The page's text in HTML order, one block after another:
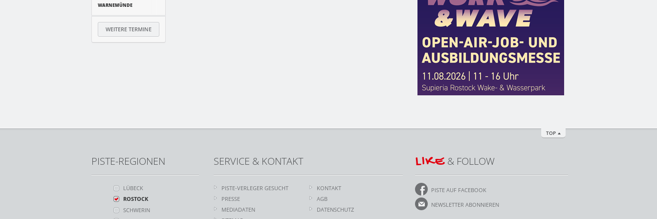
WARNEMÜNDE
WEITERE TERMINE
TOP
PISTE-REGIONEN
LÜBECK
ROSTOCK
SCHWERIN
SERVICE & KONTAKT
PISTE-VERLEGER GESUCHT
PRESSE
MEDIADATEN
KONTAKT
AGB
DATENSCHUTZ
LIKE& FOLLOW
PISTE AUF FACEBOOK
NEWSLETTER ABONNIEREN